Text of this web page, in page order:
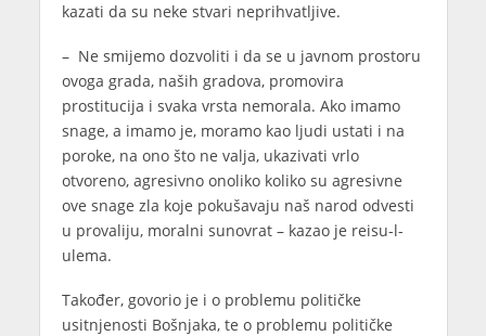
kazati da su neke stvari neprihvatljive.
– Ne smijemo dozvoliti i da se u javnom prostoru
ovoga grada, naših gradova, promovira
prostitucija i svaka vrsta nemorala. Ako imamo
snage, a imamo je, moramo kao ljudi ustati i na
poroke, na ono što ne valja, ukazivati vrlo
otvoreno, agresivno onoliko koliko su agresivne
ove snage zla koje pokušavaju naš narod odvesti
u provaliju, moralni sunovrat – kazao je reisu-l-
ulema.
Također, govorio je i o problemu političke
usitnjenosti Bošnjaka, te o problemu političke